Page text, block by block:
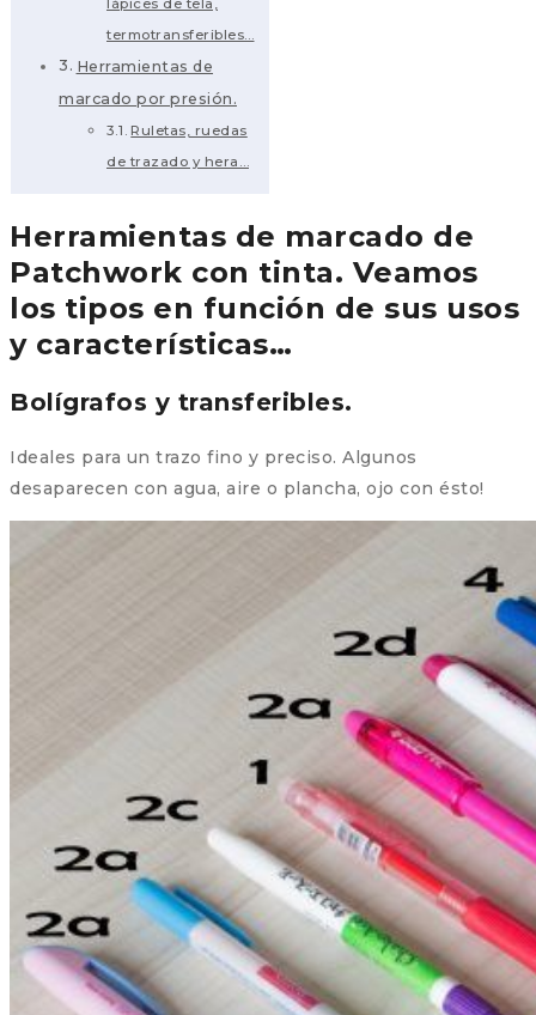
lápices de tela,
termotransferibles…
Herramientas de
marcado por presión.
Ruletas, ruedas
de trazado y hera…
Herramientas de marcado de
Patchwork con tinta. Veamos
los tipos en función de sus usos
y características…
Bolígrafos y transferibles.
Ideales para un trazo fino y preciso. Algunos
desaparecen con agua, aire o plancha, ojo con ésto!